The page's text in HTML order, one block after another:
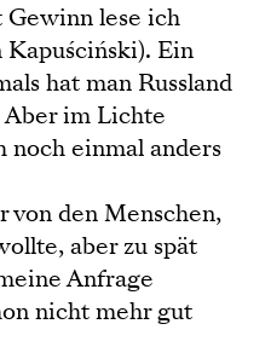
Gewinn lese ich
Ein
hat man Russland
im Lichte
noch einmal anders
von den Menschen,
aber zu spät
Anfrage
nicht mehr gut